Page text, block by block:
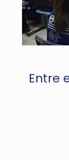
Entre